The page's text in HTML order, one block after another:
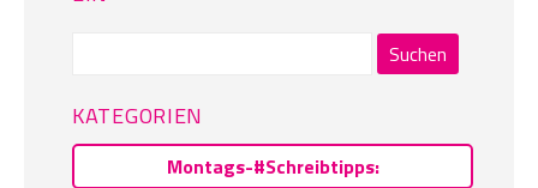
KATEGORIEN
Montags-#Schreibtipps: